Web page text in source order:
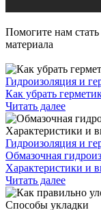
Помогите нам
материала
Гидроизоляция и
Как убрать
Читать далее
Гидроизоляция и
Обмазочная
Характеристики и
Читать далее